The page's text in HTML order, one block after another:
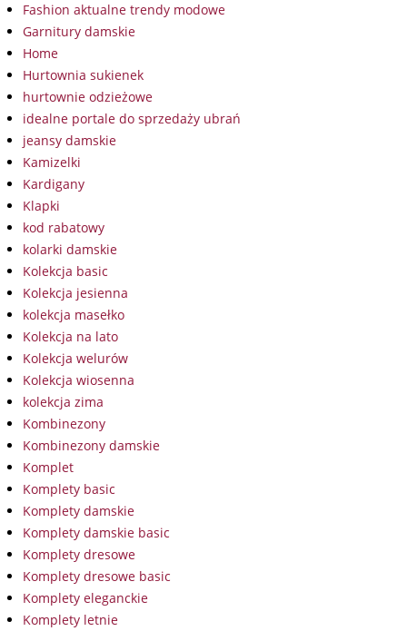
Fashion aktualne trendy modowe
Garnitury damskie
Home
Hurtownia sukienek
hurtownie odzieżowe
idealne portale do sprzedaży ubrań
jeansy damskie
Kamizelki
Kardigany
Klapki
kod rabatowy
kolarki damskie
Kolekcja basic
Kolekcja jesienna
kolekcja masełko
Kolekcja na lato
Kolekcja welurów
Kolekcja wiosenna
kolekcja zima
Kombinezony
Kombinezony damskie
Komplet
Komplety basic
Komplety damskie
Komplety damskie basic
Komplety dresowe
Komplety dresowe basic
Komplety eleganckie
Komplety letnie